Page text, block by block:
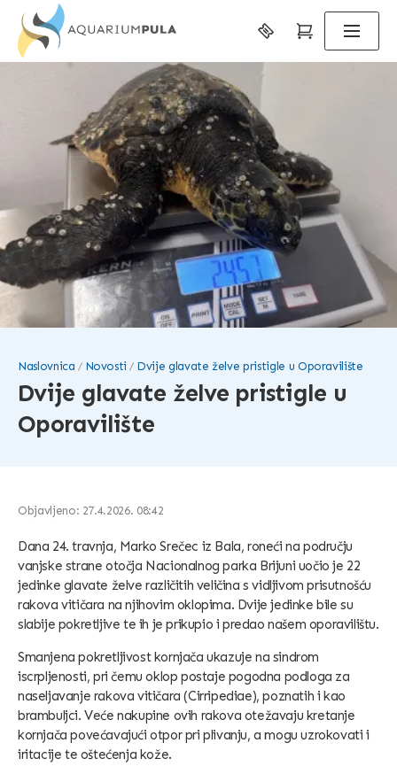
Dvije glavate želve pristigle u
Oporavilište
Naslovnica Novosti Dvije glavate želve pristigle u Oporavilište
Objavljeno: 27.4.2026. 08:42
Dana 24. travnja, Marko Srečec iz Bala, roneći na području
vanjske strane otočja Nacionalnog parka Brijuni uočio je 22
jedinke glavate želve različitih veličina s vidljivom prisutnošću
rakova vitičara na njihovim oklopima. Dvije jedinke bile su
slabije pokretljive te ih je prikupio i predao našem oporavilištu.
Smanjena pokretljivost kornjača ukazuje na sindrom
iscrpljenosti, pri čemu oklop postaje pogodna podloga za
naseljavanje rakova vitičara (Cirripediae), poznatih i kao
brambuljci. Veće nakupine ovih rakova otežavaju kretanje
kornjača povećavajući otpor pri plivanju, a mogu uzrokovati i
iritacije te oštećenja kože.